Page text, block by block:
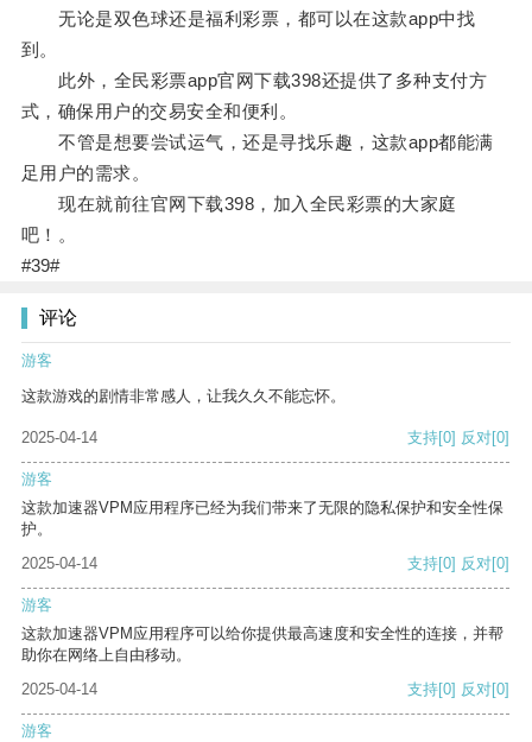
无论是双色球还是福利彩票，都可以在这款app中找
到。
此外，全民彩票app官网下载398还提供了多种支付方
式，确保用户的交易安全和便利。
不管是想要尝试运气，还是寻找乐趣，这款app都能满
足用户的需求。
现在就前往官网下载398，加入全民彩票的大家庭
吧！。
#39#
评论
游客
这款游戏的剧情非常感人，让我久久不能忘怀。
2025-04-14 支持[0] 反对[0]
游客
这款加速器VPM应用程序已经为我们带来了无限的隐私保护和安全性保
护。
2025-04-14
支持[0] 反对[0]
游客
这款加速器VPM应用程序可以给你提供最高速度和安全性的连接，并帮
助你在网络上自由移动。
2025-04-14
支持[0] 反对[0]
游客